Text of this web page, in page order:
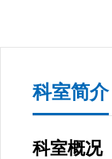
科室简介
科室概况